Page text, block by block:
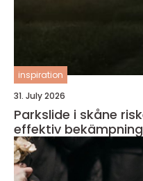
inspiration
31. July 2026
Parkslide i skåne risker, lagstiftning och
effektiv bekämpning